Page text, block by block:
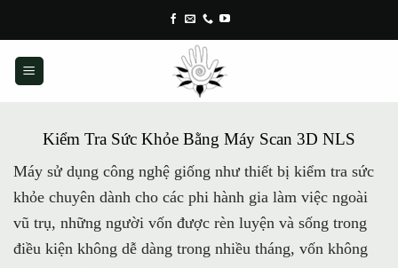
content
Kiểm Tra Sức Khỏe Bằng Máy Scan 3D NLS
Máy sử dụng công nghệ giống như thiết bị kiểm tra sức
khỏe chuyên dành cho các phi hành gia làm việc ngoài
vũ trụ, những người vốn được rèn luyện và sống trong
điều kiện không dễ dàng trong nhiều tháng, vốn không